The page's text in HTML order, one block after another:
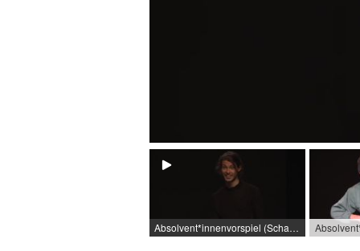
Absolvent*innenvorspiel (Schauspiel) / 2020 / Rolle: Kostja (Tshechov), Arbeiter (Brecht), Wut (Jelinek) / R: Florian Hertweck